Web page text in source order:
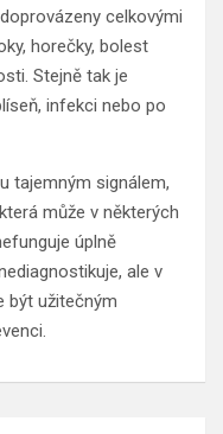
celkovými
horečky, bolest
Stejně tak je
infekci nebo po
tajemným signálem,
může v některých
úplně
ale v
být užitečným